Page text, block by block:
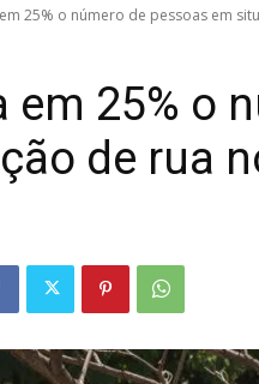
25% o número de pessoas em
em 25% o
de rua